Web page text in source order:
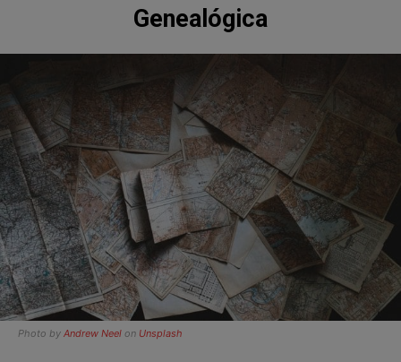
Genealógica
Photo by Andrew Neel on Unsplash